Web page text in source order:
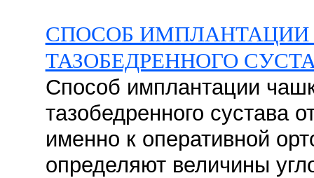
СПОСОБ
ТАЗОБЕДРЕННОГО
Способ имплантации
тазобедренного сустава
именно к оперативной
определяют величины